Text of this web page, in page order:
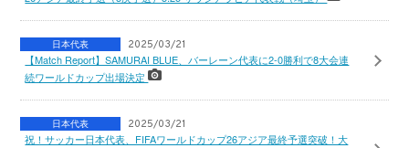
日本代表 2025/03/21
【Match Report】SAMURAI BLUE、バーレーン代表に2-0勝利で8大会連
続ワールドカップ出場決定
日本代表 2025/03/21
祝！サッカー日本代表、FIFAワールドカップ26アジア最終予選突破！大